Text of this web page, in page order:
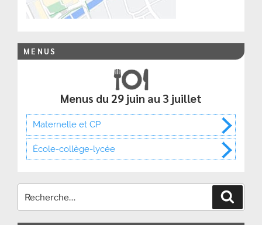
MENUS
Menus du 29 juin au 3 juillet
Maternelle et CP
École-collège-lycée